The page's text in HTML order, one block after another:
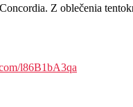
Z oblečenia
l86B1bA3qa